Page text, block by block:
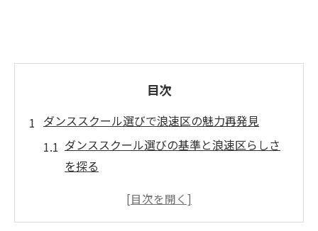
目次
ダンススクール選びで浪速区の魅力再発見
ダンススクール選びの基準と浪速区らしさ
を探る
大阪ダンススクール初心者が知るべき特徴